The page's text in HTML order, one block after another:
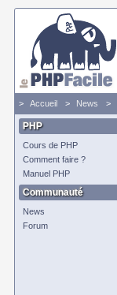
Accueil News
PHP
Cours de PHP
Comment faire ?
Manuel PHP
Communauté
News
Forum